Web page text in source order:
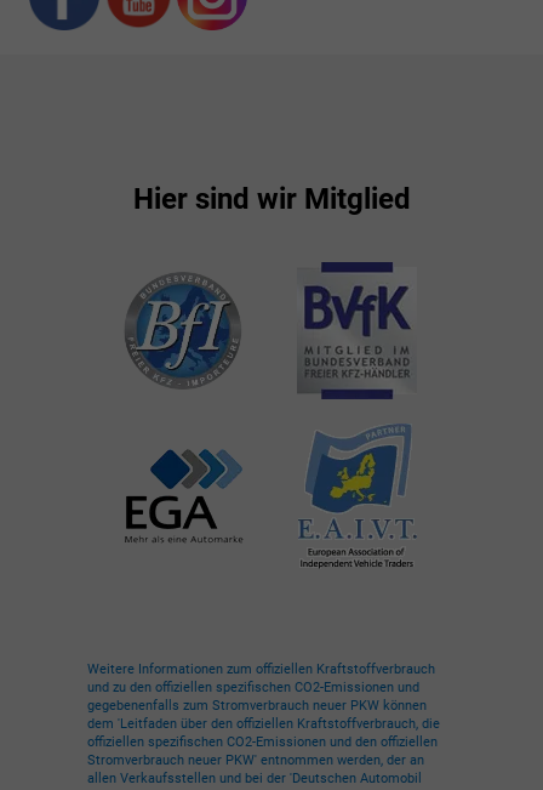
Hier sind wir Mitglied
Weitere Informationen zum offiziellen Kraftstoffverbrauch
und zu den offiziellen spezifischen CO2-Emissionen und
gegebenenfalls zum Stromverbrauch neuer PKW können
dem 'Leitfaden über den offiziellen Kraftstoffverbrauch, die
offiziellen spezifischen CO2-Emissionen und den offiziellen
Stromverbrauch neuer PKW' entnommen werden, der an
allen Verkaufsstellen und bei der 'Deutschen Automobil